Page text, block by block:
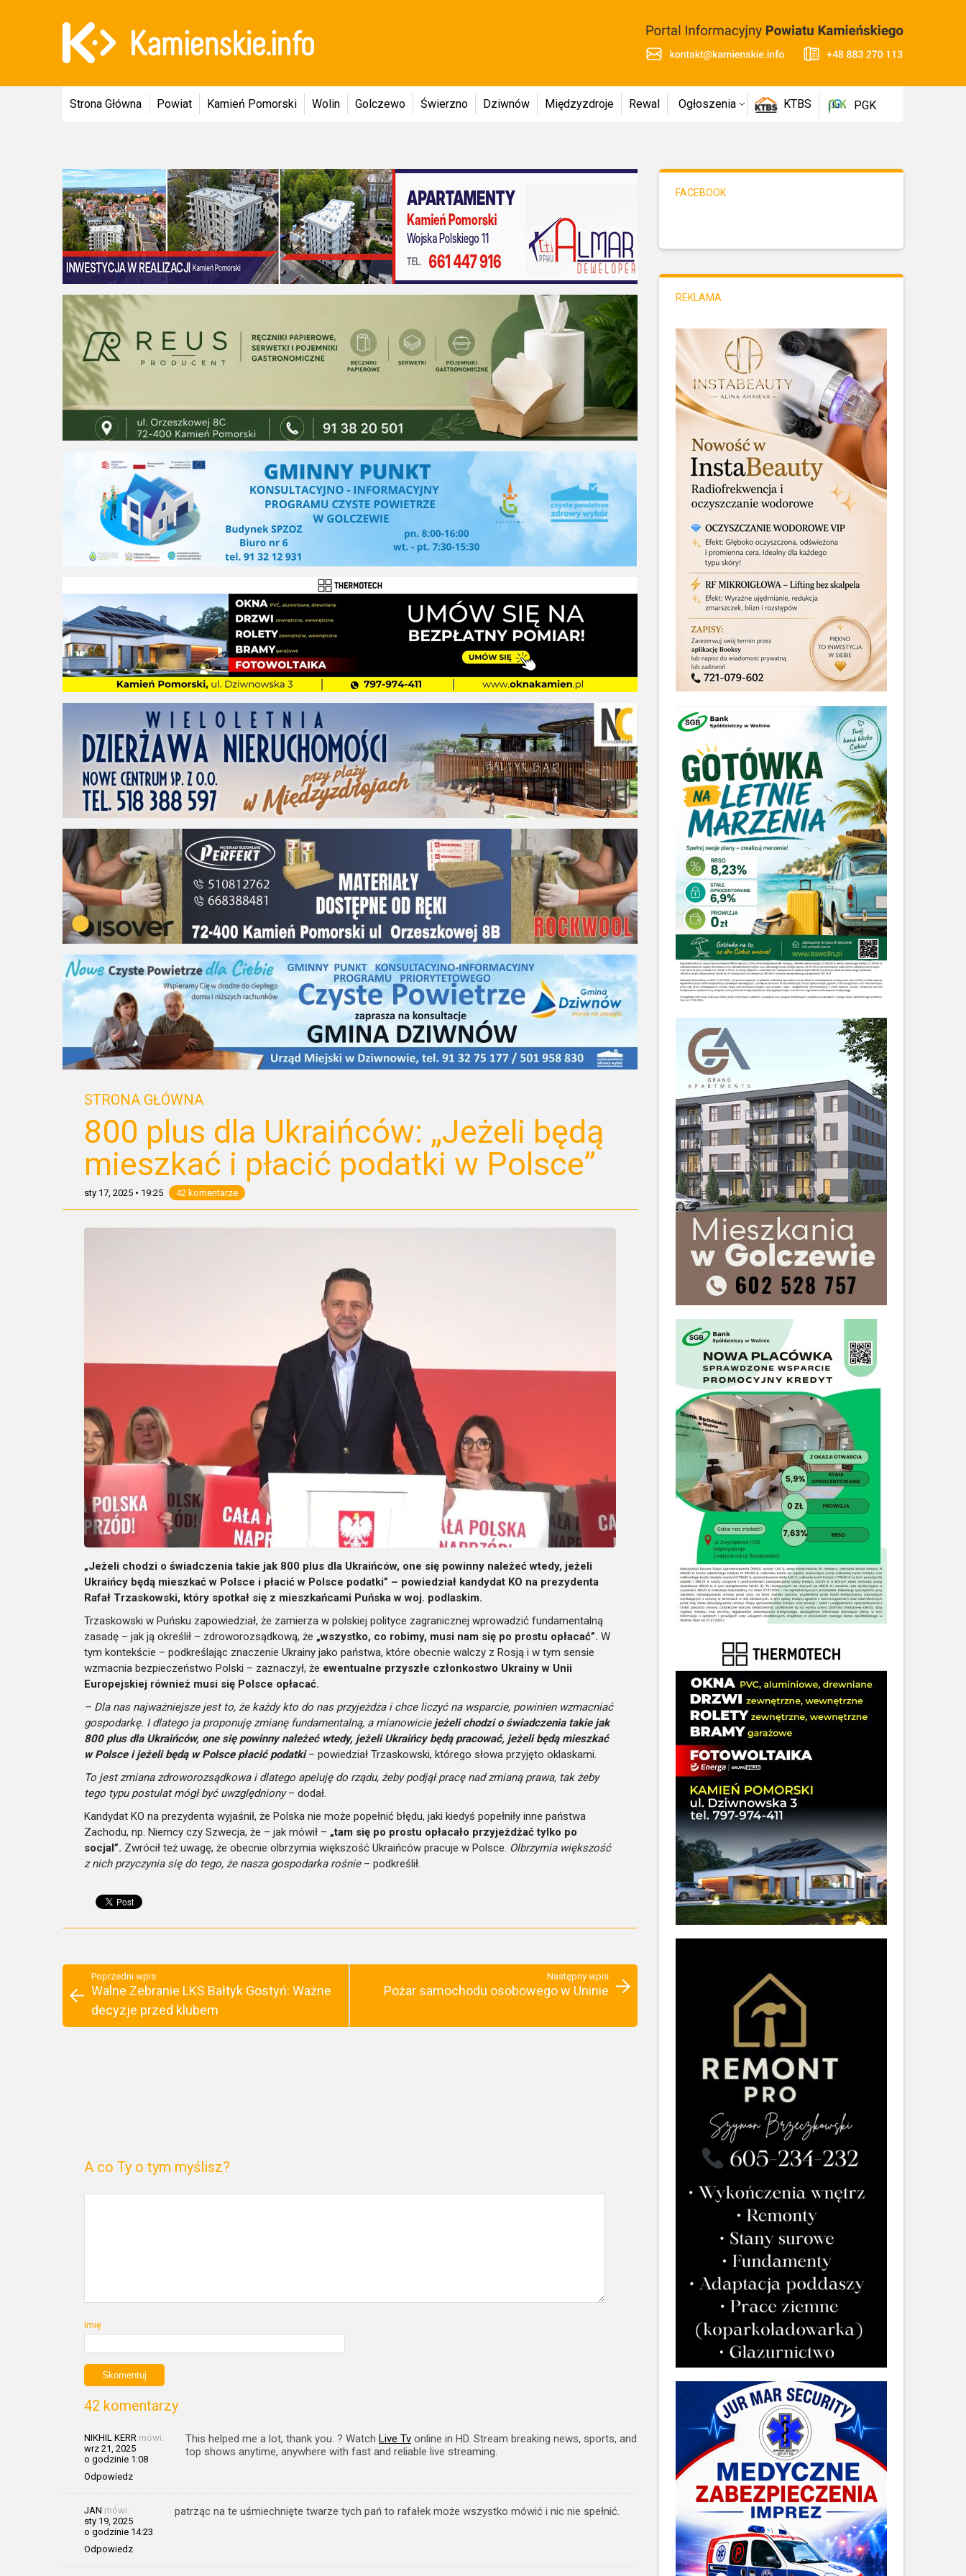
Strona Główna Powiat Kamień Pomorski Wolin Golczewo Świerzno Dziwnów Międzyzdroje Rewal Ogłoszenia KTBS PGK
STRONA GŁÓWNA
800 plus dla Ukraińców: „Jeżeli będą
mieszkać i płacić podatki w Polsce”
sty 17, 2025 • 19:25 42 komentarze
„Jeżeli chodzi o świadczenia takie jak 800 plus dla Ukraińców, one się powinny należeć wtedy, jeżeli
Ukraińcy będą mieszkać w Polsce i płacić w Polsce podatki” – powiedział kandydat KO na prezydenta
Rafał Trzaskowski, który spotkał się z mieszkańcami Puńska w woj. podlaskim.
Trzaskowski w Puńsku zapowiedział, że zamierza w polskiej polityce zagranicznej wprowadzić fundamentalną
zasadę – jak ją określił – zdroworozsądkową, że „wszystko, co robimy, musi nam się po prostu opłacać”. W
tym kontekście – podkreślając znaczenie Ukrainy jako państwa, które obecnie walczy z Rosją i w tym sensie
wzmacnia bezpieczeństwo Polski – zaznaczył, że ewentualne przyszłe członkostwo Ukrainy w Unii
Europejskiej również musi się Polsce opłacać.
– Dla nas najważniejsze jest to, że każdy kto do nas przyjeżdża i chce liczyć na wsparcie, powinien wzmacniać
gospodarkę. I dlatego ja proponuję zmianę fundamentalną, a mianowicie jeżeli chodzi o świadczenia takie jak
800 plus dla Ukraińców, one się powinny należeć wtedy, jeżeli Ukraińcy będą pracować, jeżeli będą mieszkać
w Polsce i jeżeli będą w Polsce płacić podatki– powiedział Trzaskowski, którego słowa przyjęto oklaskami.
To jest zmiana zdroworozsądkowa i dlatego apeluję do rządu, żeby podjął pracę nad zmianą prawa, tak żeby
tego typu postulat mógł być uwzględniony– dodał.
Kandydat KO na prezydenta wyjaśnił, że Polska nie może popełnić błędu, jaki kiedyś popełniły inne państwa
Zachodu, np. Niemcy czy Szwecja, że – jak mówił – „tam się po prostu opłacało przyjeżdżać tylko po
socjal”. Zwrócił też uwagę, że obecnie olbrzymia większość Ukraińców pracuje w Polsce. Olbrzymia większość
z nich przyczynia się do tego, że nasza gospodarka rośnie– podkreślił.
Poprzedni wpis
Walne Zebranie LKS Bałtyk Gostyń: Ważne
decyzje przed klubem
Następny wpis
Pożar samochodu osobowego w Uninie
A co Ty o tym myślisz?
Imię
42 komentarzy
NIKHIL KERR mówi:
wrz 21, 2025
o godzinie 1:08
Odpowiedz
This helped me a lot, thank you. ? Watch Live Tv online in HD. Stream breaking news, sports, and
top shows anytime, anywhere with fast and reliable live streaming.
JAN mówi:
sty 19, 2025
o godzinie 14:23
Odpowiedz
patrząc na te uśmiechnięte twarze tych pań to rafałek może wszystko mówić i nic nie spełnić.
FACEBOOK
REKLAMA